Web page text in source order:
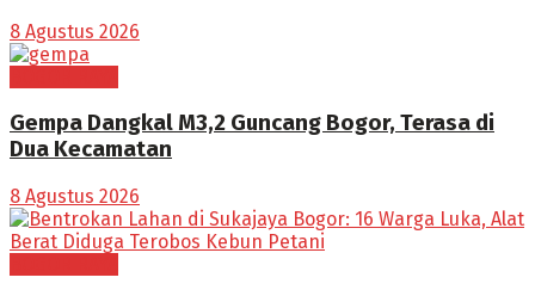
8 Agustus 2026
Gempa Dangkal M3,2 Guncang Bogor, Terasa di
Dua Kecamatan
8 Agustus 2026